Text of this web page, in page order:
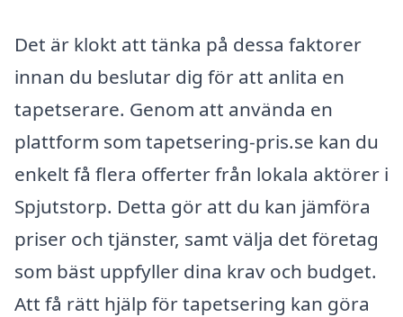
Det är klokt att tänka på dessa faktorer
innan du beslutar dig för att anlita en
tapetserare. Genom att använda en
plattform som tapetsering-pris.se kan du
enkelt få flera offerter från lokala aktörer i
Spjutstorp. Detta gör att du kan jämföra
priser och tjänster, samt välja det företag
som bäst uppfyller dina krav och budget.
Att få rätt hjälp för tapetsering kan göra